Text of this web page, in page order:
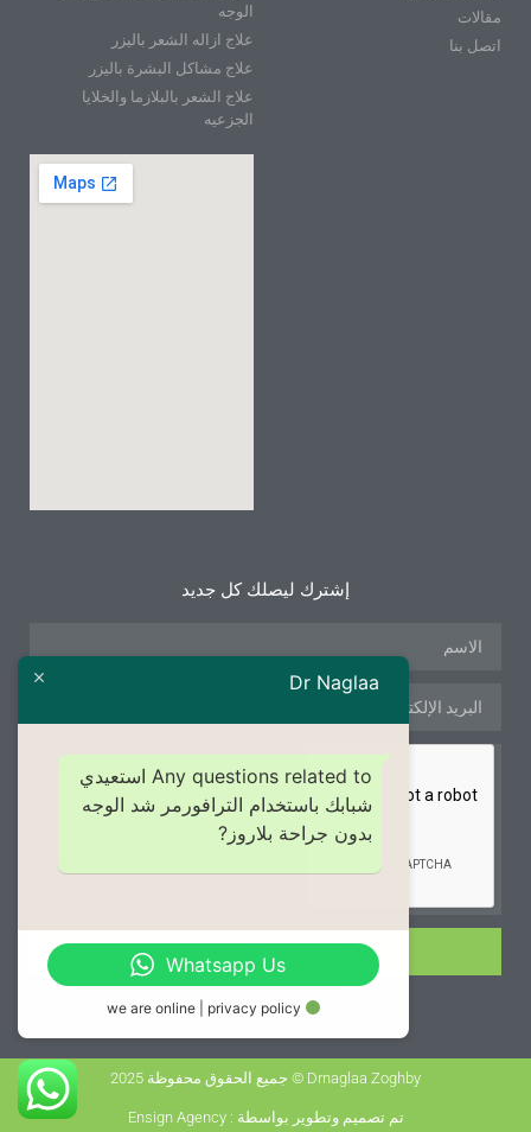
مقالات
اتصل بنا
الوجه
علاج ازاله الشعر باليزر
علاج مشاكل البشرة باليزر
علاج الشعر بالبلازما والخلايا
الجزعيه
إشترك ليصلك كل جديد
Drnaglaa Zoghby © جميع الحقوق محفوظة 2025
تم تصميم وتطوير بواسطة : Ensign Agency
Dr Naglaa
Any questions related to استعيدي
شبابك باستخدام الترافورمر شد الوجه
بدون جراحة بلاروز?
Whatsapp Us